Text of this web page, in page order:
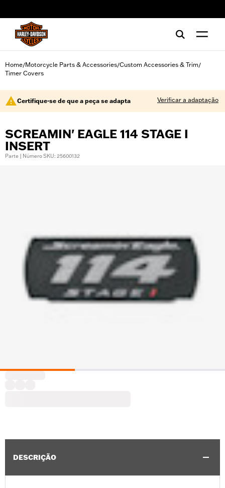
Home/Motorcycle Parts & Accessories/Custom Accessories & Trim/
Timer Covers
Certifique-se de que a peça se adapta Verificar a adaptação
SCREAMIN' EAGLE 114 STAGE I
INSERT
Parte | Número SKU: 25600132
DESCRIÇÃO